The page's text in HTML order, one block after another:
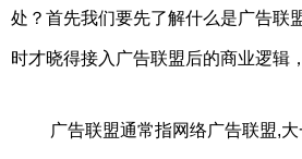
处？首先我们要先了解什么是广告联
时才晓得接入广告联盟后的商业逻辑
广告联盟通常指网络广告联盟,